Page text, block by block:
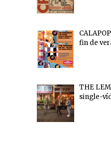
fin de
THE
single-